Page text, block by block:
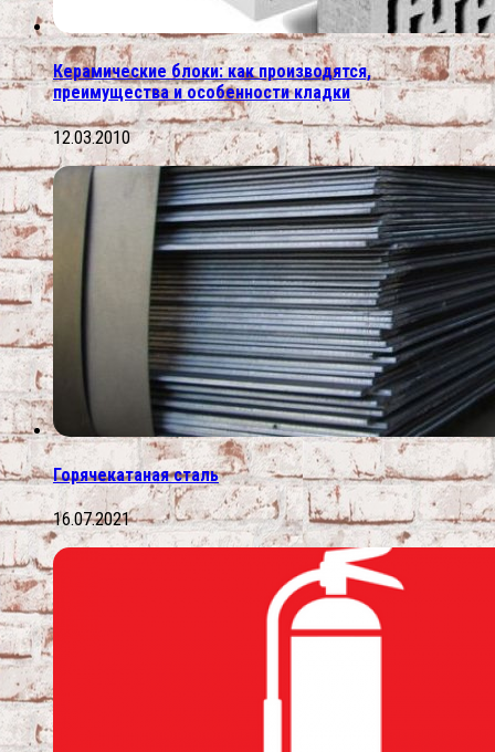
Керамические блоки: как производятся,
преимущества и особенности кладки
12.03.2010
Горячекатаная сталь
16.07.2021